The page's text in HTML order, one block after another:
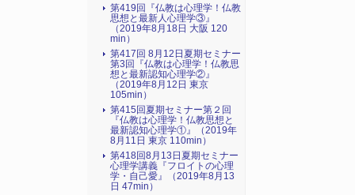
第419回『仏教は心理学！仏教
思想と最新人心理学③』
（2019年8月18日 大阪 120
min）
第417回 8月12日夏期セミナー
第3回『仏教は心理学！仏教思
想と最新認知心理学②』
（2019年8月12日 東京
105min）
第415回夏期セミナー第２回
『仏教は心理学！仏教思想と
最新認知心理学①』（2019年
8月11日 東京 110min）
第418回8月13日夏期セミナー
心理学講義『フロイトの心理
学・自己愛』（2019年8月13
日 47min）